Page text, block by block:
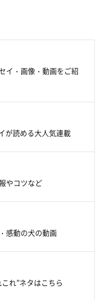
イ・画像・動画をご紹
が読める大人気連載
やコツなど
感動の犬の動画
れ”ネタはこちら